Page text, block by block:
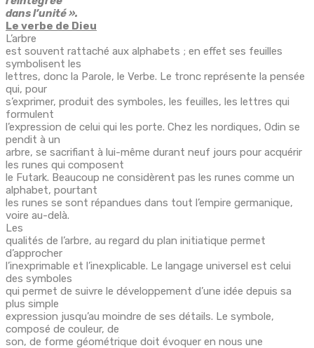
dans l’unité ».
Le verbe de Dieu
L’arbre
est souvent rattaché aux alphabets ; en effet ses feuilles
symbolisent les
lettres, donc la Parole, le Verbe. Le tronc représente la pensée
qui, pour
s’exprimer, produit des symboles, les feuilles, les lettres qui
formulent
l’expression de celui qui les porte. Chez les nordiques, Odin se
pendit à un
arbre, se sacrifiant à lui-même durant neuf jours pour acquérir
les runes qui composent
le Futark. Beaucoup ne considèrent pas les runes comme un
alphabet, pourtant
les runes se sont répandues dans tout l’empire germanique,
voire au-delà.
Les
qualités de l’arbre, au regard du plan initiatique permet
d’approcher
l’inexprimable et l’inexplicable. Le langage universel est celui
des symboles
qui permet de suivre le développement d’une idée depuis sa
plus simple
expression jusqu’au moindre de ses détails. Le symbole,
composé de couleur, de
son, de forme géométrique doit évoquer en nous une